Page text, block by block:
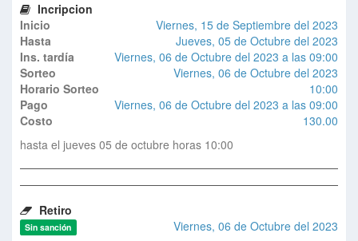
Incripcion
Inicio
Viernes, 15 de Septiembre del 2023
Hasta
Jueves, 05 de Octubre del 2023
Ins. tardía
Viernes, 06 de Octubre del 2023 a las 09:00
Sorteo
Viernes, 06 de Octubre del 2023
Horario Sorteo
10:00
Pago
Viernes, 06 de Octubre del 2023 a las 09:00
Costo
130.00
hasta el jueves 05 de octubre horas 10:00
Retiro
Sin sanción Viernes, 06 de Octubre del 2023